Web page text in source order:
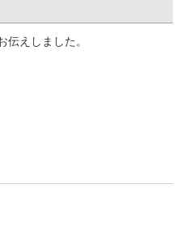
えしました。